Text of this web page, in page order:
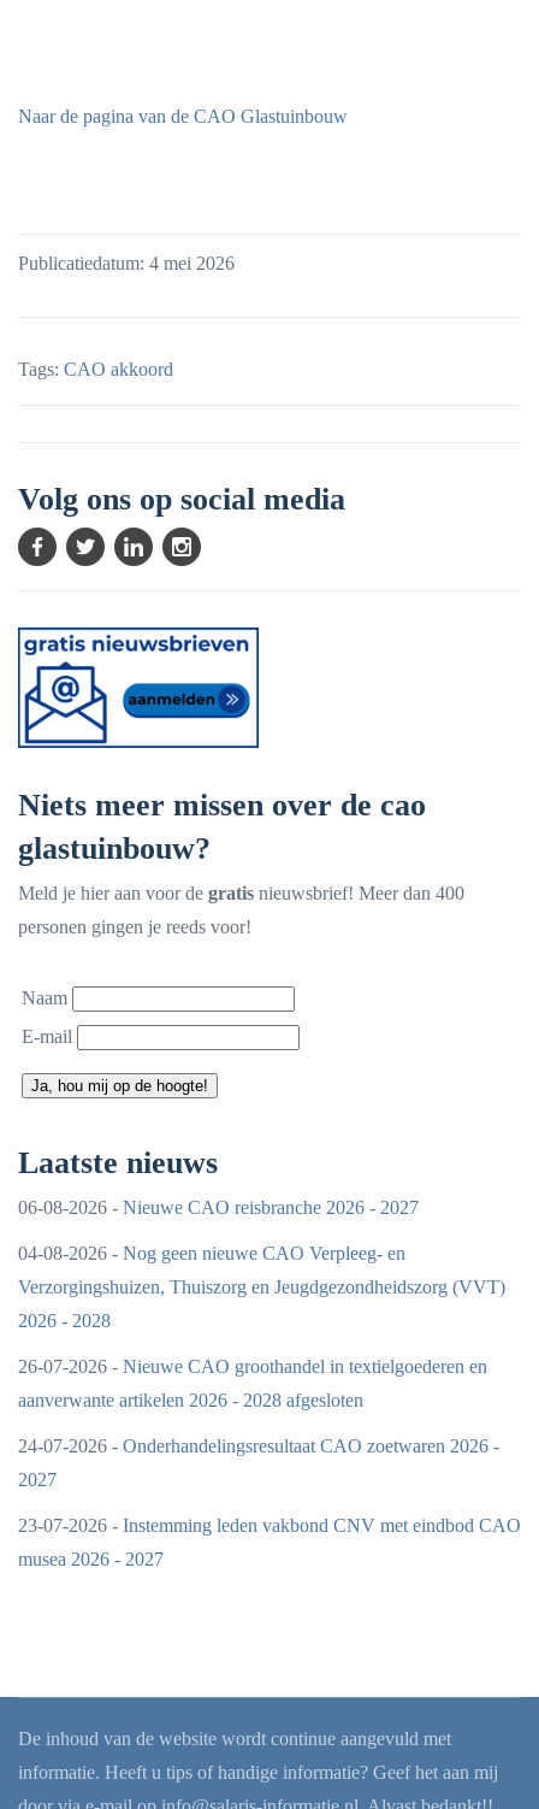
Naar de pagina van de CAO Glastuinbouw
Publicatiedatum: 4 mei 2026
Tags: CAO akkoord
Volg ons op social media
Niets meer missen over de cao
glastuinbouw?
Meld je hier aan voor de gratis nieuwsbrief! Meer dan 400
personen gingen je reeds voor!
Naam
E-mail
Ja, hou mij op de hoogte!
Laatste nieuws
06-08-2026 - Nieuwe CAO reisbranche 2026 - 2027
04-08-2026 - Nog geen nieuwe CAO Verpleeg- en
Verzorgingshuizen, Thuiszorg en Jeugdgezondheidszorg (VVT)
2026 - 2028
26-07-2026 - Nieuwe CAO groothandel in textielgoederen en
aanverwante artikelen 2026 - 2028 afgesloten
24-07-2026 - Onderhandelingsresultaat CAO zoetwaren 2026 -
2027
23-07-2026 - Instemming leden vakbond CNV met eindbod CAO
musea 2026 - 2027
De inhoud van de website wordt continue aangevuld met
informatie. Heeft u tips of handige informatie? Geef het aan mij